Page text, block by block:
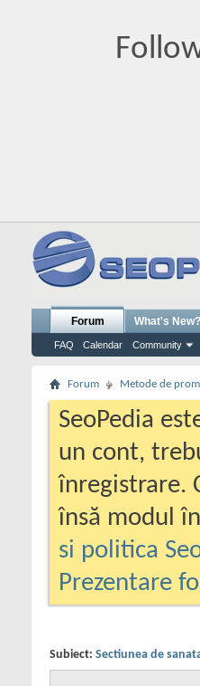
Forum
FAQ Calendar Community
What's New?
Forum Metode de
SeoPedia
un cont,
înregistrare.
însă modul
si politica
Prezentare
Subiect: Sectiunea de